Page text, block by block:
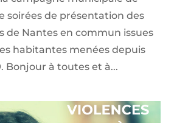
soirées de présentation des
de Nantes en commun issues
habitantes menées depuis
Bonjour à toutes et à...